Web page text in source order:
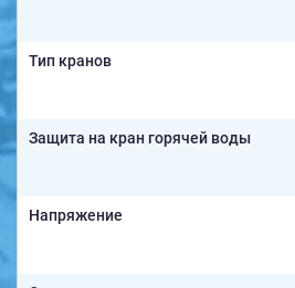
Тип кранов
Защита на кран горячей воды
Напряжение